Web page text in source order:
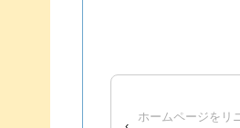
ホームページをリ